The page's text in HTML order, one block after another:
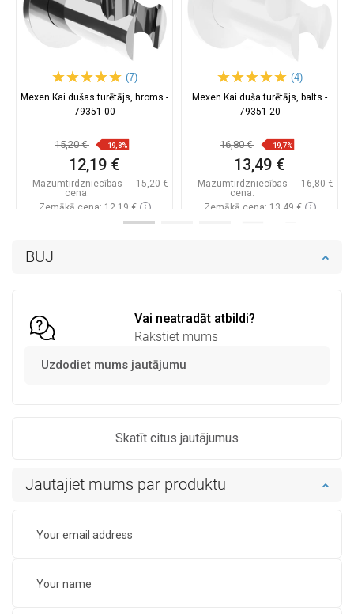
BUJ
Vai neatradāt atbildi?
Rakstiet mums
Uzdodiet mums jautājumu
Skatīt citus jautājumus
Jautājiet mums par produktu
(7)
Mexen Kai dušas turētājs, hroms -
79351-00
15,20 € -19,8%
12,19 €
Mazumtirdzniecības
cena:
15,20 €
Zemākā cena: 12,19 €
Pieejamās vispirms
(4)
Mexen Kai duša turētājs, balts -
79351-20
16,80 € -19,7%
13,49 €
Mazumtirdzniecības
cena:
16,80 €
Zemākā cena: 13,49 €